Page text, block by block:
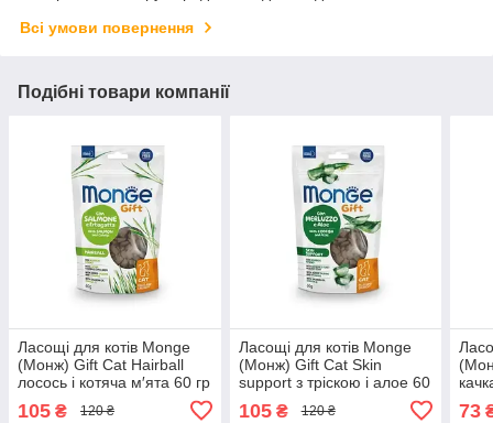
Всі умови повернення
Подібні товари компанії
Ласощі для котів Monge
(Монж) Gift Cat Hairball
лосось і котяча м′ята 60 гр
105 ₴ 120 ₴
Ласощі для котів Monge
(Монж) Gift Cat Skin
support з тріскою і алое 60
105₴ 120 ₴ 73